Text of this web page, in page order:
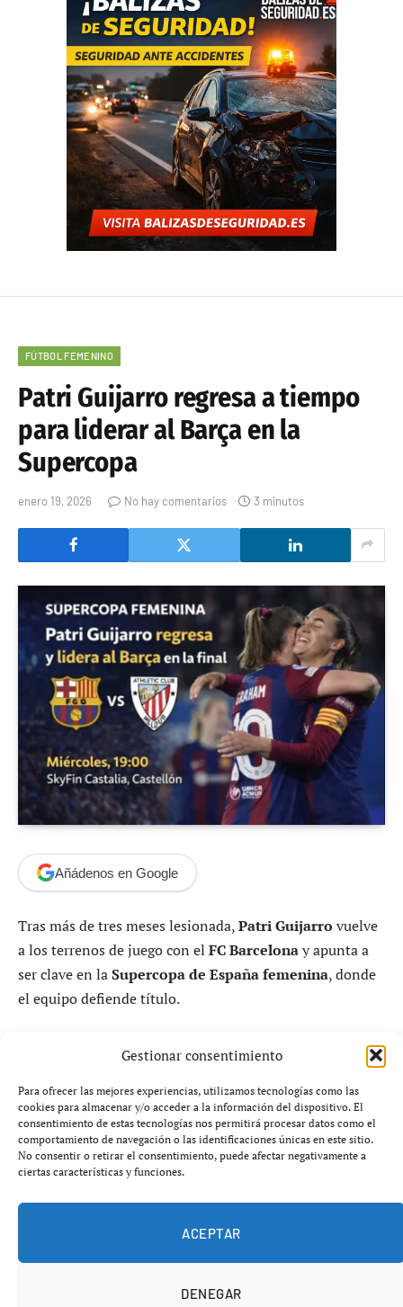
Gestionar consentimiento
Para ofrecer las mejores experiencias, utilizamos tecnologías como las
cookies para almacenar y/o acceder a la información del dispositivo. El
consentimiento de estas tecnologías nos permitirá procesar datos como el
comportamiento de navegación o las identificaciones únicas en este sitio.
No consentir o retirar el consentimiento, puede afectar negativamente a
ciertas características y funciones.
ACEPTAR
DENEGAR
FÚTBOL FEMENINO
Patri Guijarro regresa a tiempo
para liderar al Barça en la
Supercopa
enero 19, 2026 No hay comentarios 3 minutos
Añádenos en Google
Tras más de tres meses lesionada,Patri Guijarro vuelve
a los terrenos de juego con el FC Barcelonay apunta a
ser clave en laSupercopa de España femenina, donde
el equipo defiende título.
El regreso más esperado del Barça
femenino
La victoria delFC Barcelona Femeníante el Alhama (0-
2) dejó una noticia que va más allá de los tres puntos: el
regreso de Patri Guijarro
despuésde su lesión.